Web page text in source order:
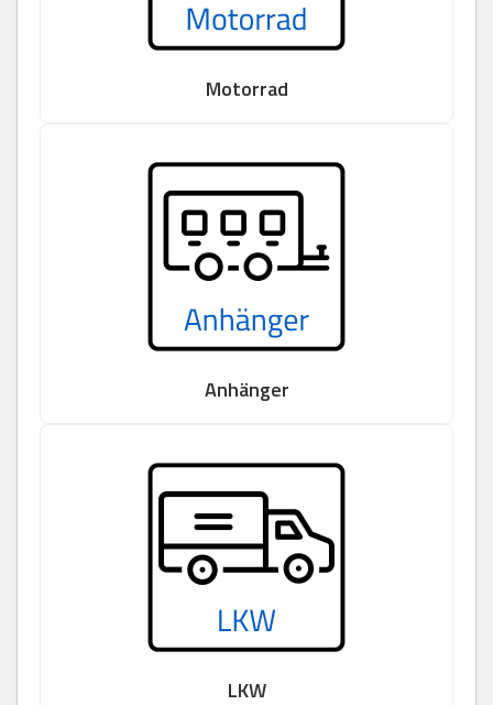
Motorrad
Anhänger
LKW